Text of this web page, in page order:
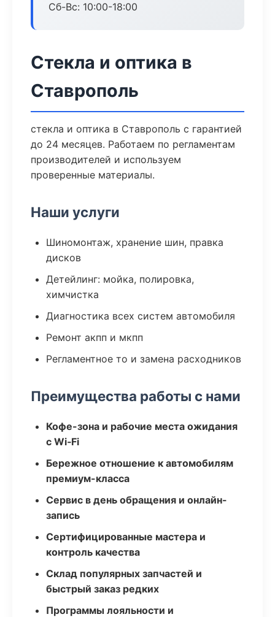
Сб-Вс: 10:00-18:00
Стекла и оптика в
Ставрополь
стекла и оптика в Ставрополь с гарантией
до 24 месяцев. Работаем по регламентам
производителей и используем
проверенные материалы.
Наши услуги
Шиномонтаж, хранение шин, правка
дисков
Детейлинг: мойка, полировка,
химчистка
Диагностика всех систем автомобиля
Ремонт акпп и мкпп
Регламентное то и замена расходников
Преимущества работы с нами
Кофе-зона и рабочие места ожидания
с Wi‑Fi
Бережное отношение к автомобилям
премиум-класса
Сервис в день обращения и онлайн-
запись
Сертифицированные мастера и
контроль качества
Склад популярных запчастей и
быстрый заказ редких
Программы лояльности и